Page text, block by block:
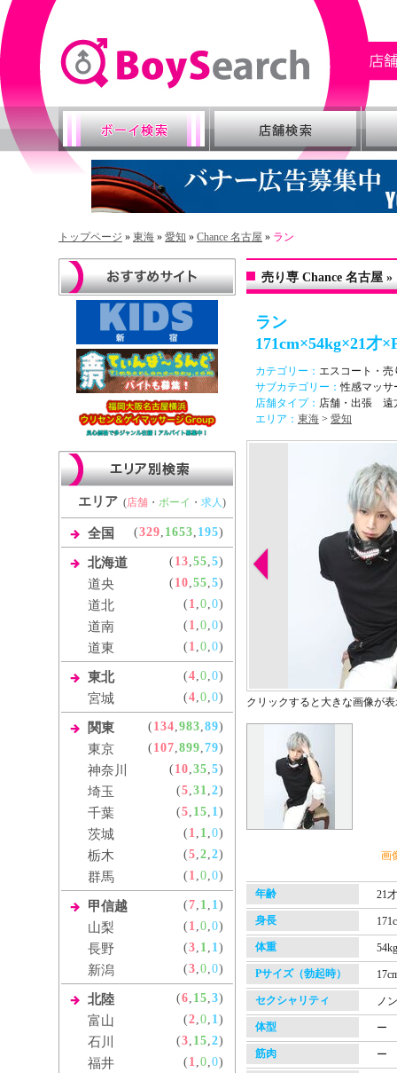
トップページ » 東海 » 愛知 » Chance 名古屋 » ラン
エリア (店舗 ・ ボーイ ・ 求人)
全国 (329, 1653, 195)
北海道 ( 13,55,5)
道央 ( 10,55,5)
道北 ( 1,0,0)
道南 ( 1,0,0)
道東 ( 1,0,0)
東北 (4,0,0)
宮城 (4,0,0)
関東 ( 134,983,89)
東京 ( 107,899,79)
神奈川 ( 10,35,5)
埼玉 (5,31,2)
千葉 (5, 15, 1)
茨城 ( 1, 1,0)
栃木 (5,2,2)
群馬 ( 1,0,0)
甲信越 (7, 1, 1)
山梨 ( 1,0,0)
長野 (3, 1, 1)
新潟 (3,0,0)
北陸 (6, 15,3)
富山 (2,0, 1)
石川 (3, 15,2)
福井 ( 1,0,0)
売り専 Chance 名古屋
ラン
171cm×54kg×21才
カテゴリー： エスコート・売
サブカテゴリー：性感マッサ
店舗タイプ： 店舗・出張 遠
エリア： 東海 > 愛知
クリックすると大きな画像が
画
年齢 21才
身長
体重 54kg
Pサイズ（勃起時）
セクシャリティ ノ
体型 ー
筋肉 ー